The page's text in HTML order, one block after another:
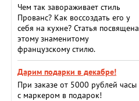
Чем так завораживает стиль
Прованс? Как воссоздать его у
себя на кухне? Статья посвящена
этому знаменитому
французскому стилю.
Дарим подарки в декабре!
При заказе от 5000 рублей часы
с маркером в подарок!